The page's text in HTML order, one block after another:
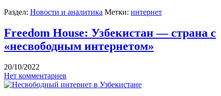
Раздел: Новости и аналитика Метки: интернет
Freedom House: Узбекистан — страна с
«несвободным интернетом»
20/10/2022
Нет комментариев